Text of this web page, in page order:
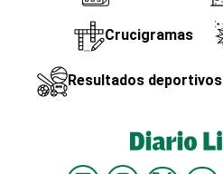
Crucigramas
Resultados deportivos